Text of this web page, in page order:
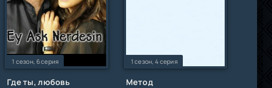
1 сезон, 6 серия
Где ты, любовь
1 сезон, 4 серия
Метод